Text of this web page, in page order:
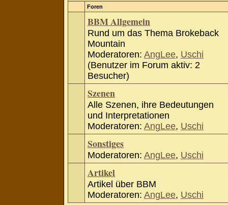
Foren
BBM Allgemein
Rund um das Thema Brokeback
Mountain
Moderatoren: AngLee, Uschi
(Benutzer im Forum aktiv: 2
Besucher)
Szenen
Alle Szenen, ihre Bedeutungen
und Interpretationen
Moderatoren: AngLee, Uschi
Sonstiges
Moderatoren: AngLee, Uschi
Artikel
Artikel über BBM
Moderatoren: AngLee, Uschi